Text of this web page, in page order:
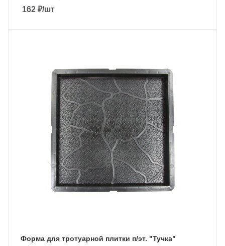
162 ₽/шт
Форма для тротуарной плитки п/эт. "Тучка"